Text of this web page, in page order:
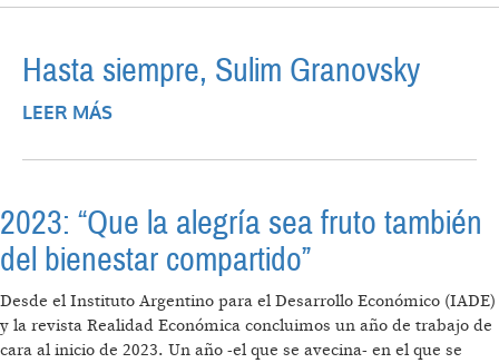
Hasta siempre, Sulim Granovsky
LEER MÁS
2023: “Que la alegría sea fruto también
del bienestar compartido”
Desde el Instituto Argentino para el Desarrollo Económico (IADE)
y la revista Realidad Económica concluimos un año de trabajo de
cara al inicio de 2023. Un año -el que se avecina- en el que se